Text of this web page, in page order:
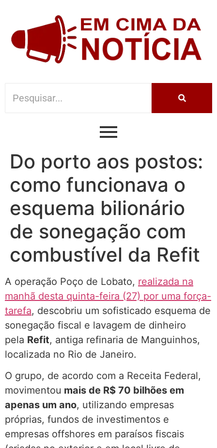
Do porto aos postos:
como funcionava o
esquema bilionário
de sonegação com
combustível da Refit
A operação Poço de Lobato, realizada na
manhã desta quinta-feira (27) por uma força-
tarefa, descobriu um sofisticado esquema de
sonegação fiscal e lavagem de dinheiro
pela Refit, antiga refinaria de Manguinhos,
localizada no Rio de Janeiro.
O grupo, de acordo com a Receita Federal,
movimentou mais de R$ 70 bilhões em
apenas um ano, utilizando empresas
próprias, fundos de investimentos e
empresas offshores em paraísos fiscais